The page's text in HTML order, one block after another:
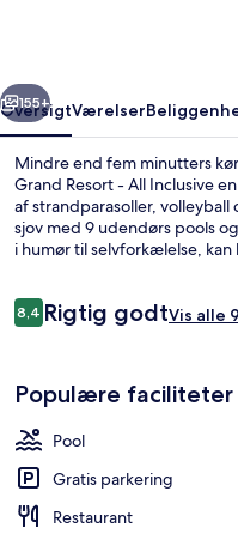
Inclusive
Næste
155+
OversigtVærelser
Mindre end fem minutters
Grand Resort - All Inclusive
af strandparasoller,
sjov med 9 udendørs pools
i humør til selvforkælelse,
gode steder at nyde en kølig
Anmeldelser
8,48,4 ud af 10.
Rigtig godtVis alle
Populære faciliteter
Pool
Gratis parkering
Restaurant